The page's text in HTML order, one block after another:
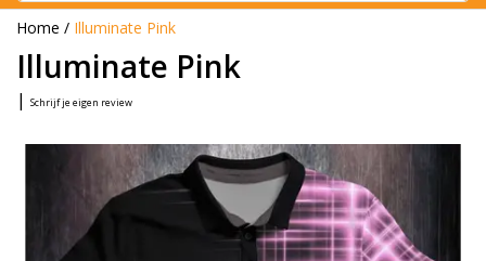
Home / Illuminate Pink
Illuminate Pink
| Schrijf je eigen review